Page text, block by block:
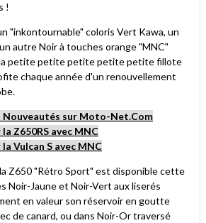
!
"inkontournable" coloris Vert Kawa, un
autre Noir à touches orange "MNC"
la petite petite petite petite petite fillote
chaque année d'un renouvellement
Nouveautés sur Moto-Net.Com
Z650RS avec MNC
Vulcan S avec MNC
Z650 "Rétro Sport" est disponible cette
Noir-Jaune et Noir-Vert aux liserés
en valeur son réservoir en goutte
de canard, ou dans Noir-Or traversé